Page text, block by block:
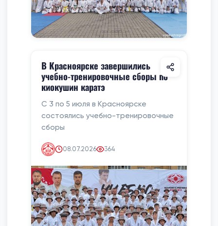
В Красноярске завершились
учебно-тренировочные сборы по
киокушин каратэ
С 3 по 5 июля в Красноярске
состоялись учебно-тренировочные
сборы
08.07.2026 364